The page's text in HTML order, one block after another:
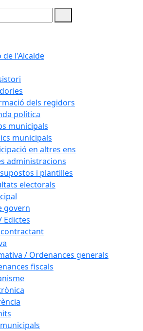
de l'Alcalde
dels regidors
política
municipals
municipals
en altres ens
administracions
i plantilles
electorals
govern
Edictes
/ Ordenances generals
fiscals